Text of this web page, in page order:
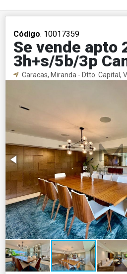
Código. 10017359
Se vende apto
3h+s/5b/3p
Caracas, Miranda - Dtto. Capital,